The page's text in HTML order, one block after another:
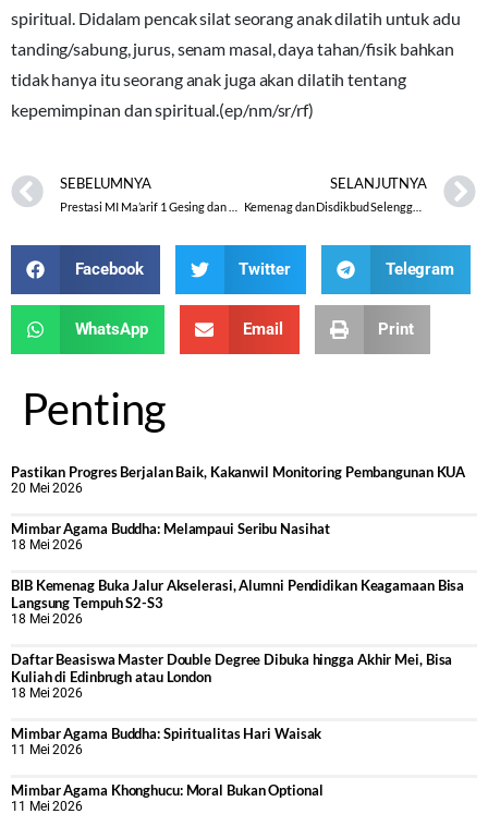
spiritual. Didalam pencak silat seorang anak dilatih untuk adu
tanding/sabung, jurus, senam masal, daya tahan/fisik bahkan
tidak hanya itu seorang anak juga akan dilatih tentang
kepemimpinan dan spiritual.(ep/nm/sr/rf)
SEBELUMNYA SELANJUTNYA
Kemenag dan Disdikbud Selenggarakan Doa Bersama untuk Kesuksesan Ujian
Facebook Twitter Telegram
WhatsApp Email Print
Penting
Pastikan Progres Berjalan Baik, Kakanwil Monitoring Pembangunan KUA
20 Mei 2026
Mimbar Agama Buddha: Melampaui Seribu Nasihat
18 Mei 2026
BIB Kemenag Buka Jalur Akselerasi, Alumni Pendidikan Keagamaan Bisa
Langsung Tempuh S2-S3
18 Mei 2026
Daftar Beasiswa Master Double Degree Dibuka hingga Akhir Mei, Bisa
Kuliah di Edinbrugh atau London
18 Mei 2026
Mimbar Agama Buddha: Spiritualitas Hari Waisak
11 Mei 2026
Mimbar Agama Khonghucu: Moral Bukan Optional
11 Mei 2026